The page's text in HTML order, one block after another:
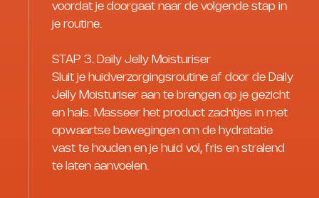
voordat je doorgaat naar de volgende stap in
je routine.
STAP 3. Daily Jelly Moisturiser
Sluit je huidverzorgingsroutine af door de Daily
Jelly Moisturiser aan te brengen op je gezicht
en hals. Masseer het product zachtjes in met
opwaartse bewegingen om de hydratatie
vast te houden en je huid vol, fris en stralend
te laten aanvoelen.